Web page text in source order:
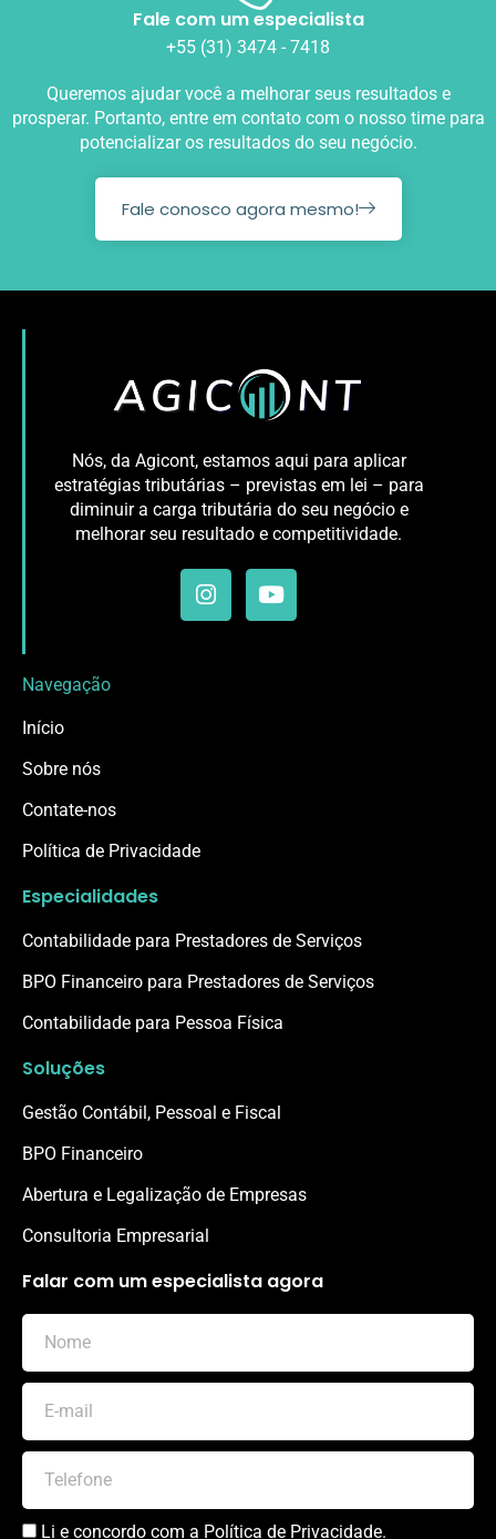
Fale com um especialista
+55 (31) 3474 - 7418
Queremos ajudar você a melhorar seus resultados e
prosperar. Portanto, entre em contato com o nosso time para
potencializar os resultados do seu negócio.
Fale conosco agora mesmo!
Nós, da Agicont, estamos aqui para aplicar
estratégias tributárias – previstas em lei – para
diminuir a carga tributária do seu negócio e
melhorar seu resultado e competitividade.
Navegação
Início
Sobre nós
Contate-nos
Política de Privacidade
Especialidades
Contabilidade para Prestadores de Serviços
BPO Financeiro para Prestadores de Serviços
Contabilidade para Pessoa Física
Soluções
Gestão Contábil, Pessoal e Fiscal
BPO Financeiro
Abertura e Legalização de Empresas
Consultoria Empresarial
Falar com um especialista agora
Li e concordo com a Política de Privacidade.